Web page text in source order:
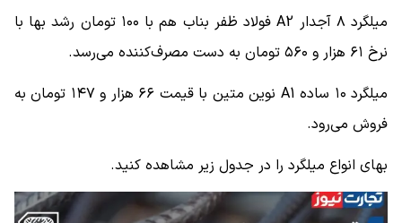
میلگرد ۸ آجدار A2 فولاد ظفر بناب هم با ۱۰۰ تومان رشد بها با
نرخ ۶۱ هزار و ۵۶۰ تومان به دست مصرف‌کننده می‌‌رسد.
میلگرد ۱۰ ساده A1 نوین متین با قیمت ۶۶ هزار و ۱۴۷ تومان به
فروش می‌رود.
بهای انواع میلگرد را در جدول زیر مشاهده کنید.